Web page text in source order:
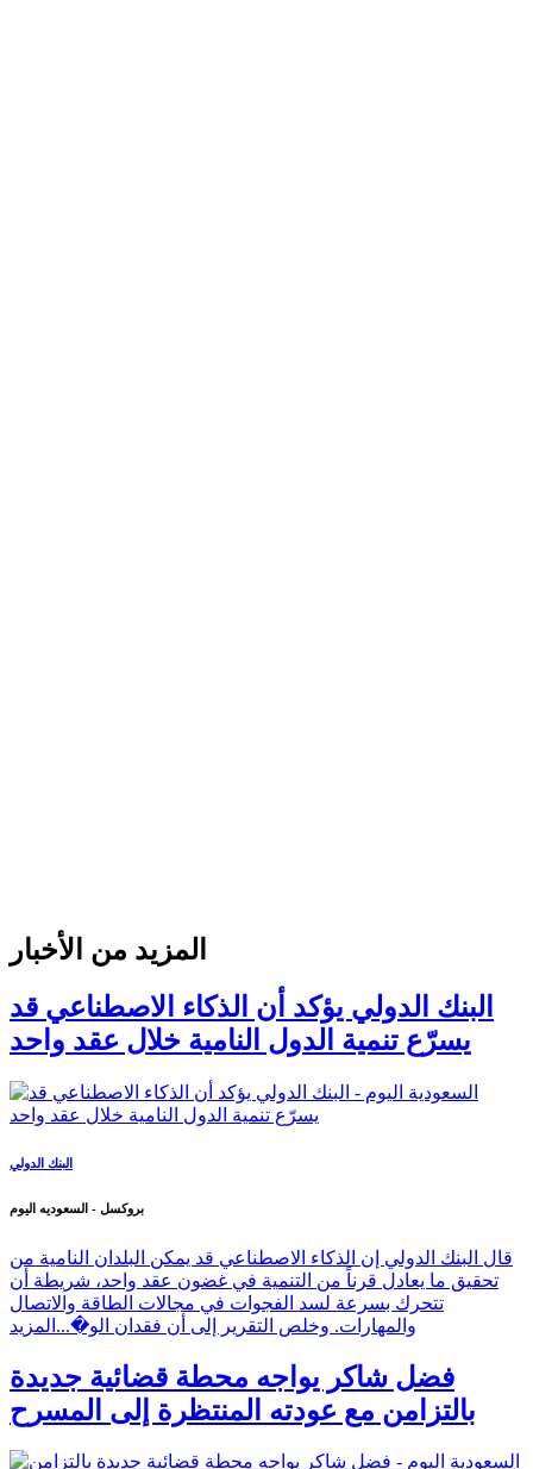
المزيد من الأخبار
البنك الدولي يؤكد أن الذكاء الاصطناعي قد
يسرّع تنمية الدول النامية خلال عقد واحد
البنك الدولي
بروكسل - السعوديه اليوم
قال البنك الدولي إن الذكاء الاصطناعي قد يمكن البلدان النامية من
تحقيق ما يعادل قرناً من التنمية في غضون عقد واحد، شريطة أن
تتحرك بسرعة لسد الفجوات في مجالات الطاقة والاتصال
والمهارات. وخلص التقرير إلى أن فقدان الو�... المزيد
فضل شاكر يواجه محطة قضائية جديدة
بالتزامن مع عودته المنتظرة إلى المسرح